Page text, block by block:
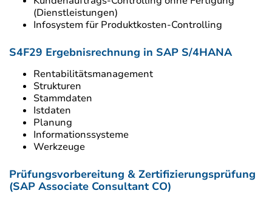
(Dienstleistungen)
Infosystem für Produktkosten-Controlling
S4F29 Ergebnisrechnung in SAP S/4HANA
Rentabilitätsmanagement
Strukturen
Stammdaten
Istdaten
Planung
Informationssysteme
Werkzeuge
Prüfungsvorbereitung & Zertifizierungsprüfung
(SAP Associate Consultant CO)